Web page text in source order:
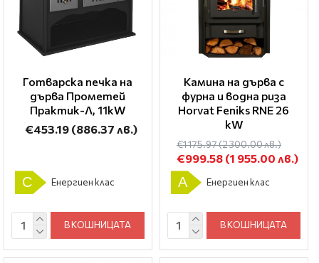
Готварска печка на
дърва Прометей
Практик-Л, 11kW
€453.19 (886.37 лв.)
C Енергиен клас
В КОШНИЦАТА
Камина на дърва с
фурна и водна риза
Horvat Feniks RNE 26
kW
€999.58 (1 955.00 лв.)
€1 175.97(2 300.00 лв.)
A Енергиен клас
В КОШНИЦАТА